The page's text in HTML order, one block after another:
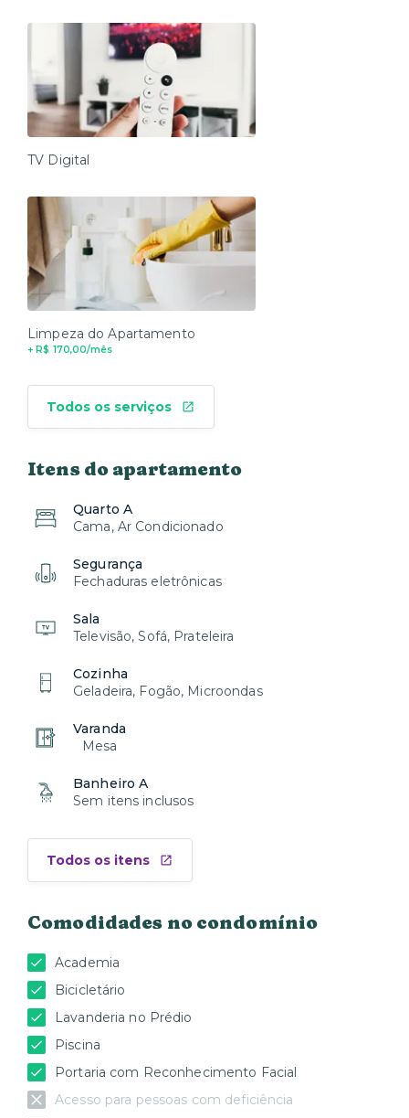
TV Digital
Limpeza do Apartamento
+ R$ 170,00/mês
Todos os serviços
Itens do apartamento
Quarto A
Cama, Ar Condicionado
Segurança
Fechaduras eletrônicas
Sala
Televisão, Sofá, Prateleira
Cozinha
Geladeira, Fogão, Microondas
Varanda
Mesa
Banheiro A
Sem itens inclusos
Todos os itens
Comodidades no condomínio
Academia
Bicicletário
Lavanderia no Prédio
Piscina
Portaria com Reconhecimento Facial
Acesso para pessoas com deficiência